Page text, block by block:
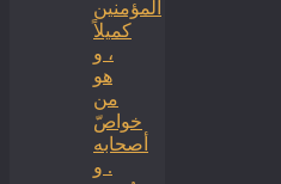
المؤمنين
كميلاً
، و
هو
من
خواصّ
أصحابه
. و